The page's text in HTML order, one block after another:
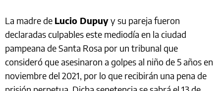
La madre de Lucio Dupuyy su pareja fueron
declaradas culpables este mediodía en la ciudad
pampeana de Santa Rosa por un tribunal que
consideró que asesinaron a golpes al niño de 5 años en
noviembre del 2021, por lo que recibirán una pena de